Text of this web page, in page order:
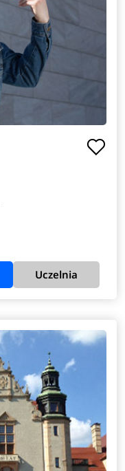
Uczelnia